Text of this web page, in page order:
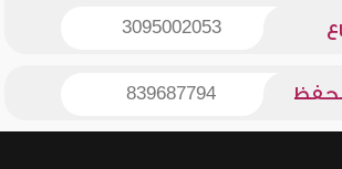
3095002053
839687794